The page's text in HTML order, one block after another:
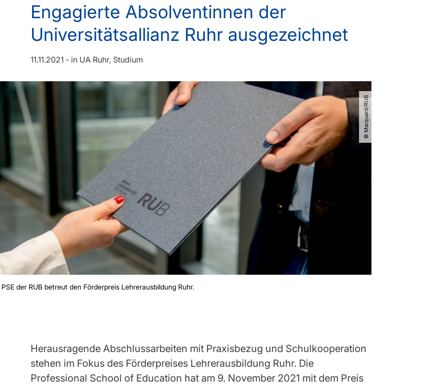
Engagierte Absolventinnen der
Universitätsallianz Ruhr ausgezeichnet
11.11.2021 - in UA Ruhr Studium
© Marquard​/​RUB
PSE der RUB betreut den Förderpreis Lehrerausbildung Ruhr.
Herausragende Abschlussarbeiten mit Praxisbezug und Schulkooperation
stehen im Fokus des Förderpreises Lehrerausbildung Ruhr. Die
Professional School of Education hat am 9. November 2021 mit dem Preis